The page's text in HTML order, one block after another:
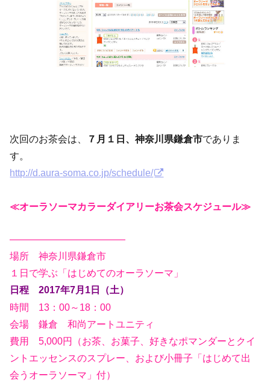
次回のお茶会は、 ７月１日、神奈川県鎌倉市でありま
す。
http://d.aura-soma.co.jp/schedule/
≪オーラソーマカラーダイアリーお茶会スケジュール≫
————————————
場所 神奈川県鎌倉市
１日で学ぶ「はじめてのオーラソーマ」
日程 2017年7月1日（土）
時間 13：00～18：00
会場 鎌倉 和尚アートユニティ
費用 5,000円（お茶、お菓子、好きなポマンダーとクイ
ントエッセンスのスプレー、および小冊子「はじめて出
会うオーラソーマ」付）